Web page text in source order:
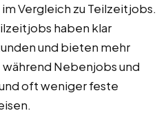
Vergleich zu Teilzeitjobs.
haben klar
und bieten mehr
Nebenjobs und
oft weniger feste